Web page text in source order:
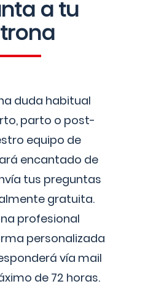
a tu
duda habitual
parto o post-
equipo de
encantado de
tus preguntas
gratuita.
profesional
personalizada
vía mail
de 72 horas.